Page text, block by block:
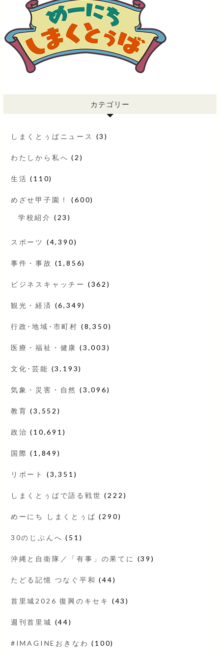
カテゴリー
しまくとぅばニュース (3)
わたしから私へ (2)
生活 (110)
めざせ甲子園！ (600)
学校紹介 (23)
スポーツ (4,390)
事件・事故 (1,856)
ビジネスキャッチー (362)
観光・経済 (6,349)
行政･地域･市町村 (8,350)
医療・福祉・健康 (3,003)
文化･芸能 (3,193)
気象・災害・自然 (3,096)
教育 (3,552)
政治 (10,691)
国際 (1,849)
リポート (3,351)
しまくとぅばで語る戦世 (222)
めーにち しまくとぅば (290)
30のじぶんへ (51)
沖縄と自衛隊／「有事」の果てに (39)
たどる記憶 つなぐ平和 (44)
首里城2026 復興のキセキ (43)
週刊首里城 (44)
#IMAGINEおきなわ (100)